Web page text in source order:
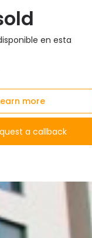
en esta
more
a callback